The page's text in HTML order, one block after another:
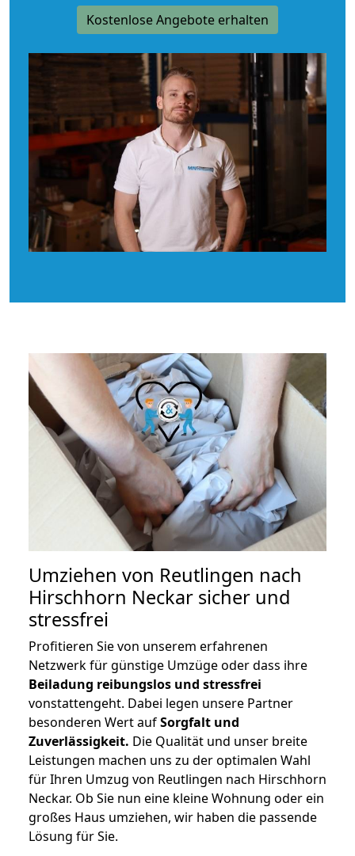
Kostenlose Angebote erhalten
Umziehen von Reutlingen nach
Hirschhorn Neckar sicher und
stressfrei
Profitieren Sie von unserem erfahrenen
Netzwerk für günstige Umzüge oder dass ihre
Beiladung reibungslos und stressfrei
vonstattengeht. Dabei legen unsere Partner
besonderen Wert aufSorgfalt und
Zuverlässigkeit. Die Qualität und unser breite
Leistungen machen uns zu der optimalen Wahl
für Ihren Umzug von Reutlingen nach Hirschhorn
Neckar. Ob Sie nun eine kleine Wohnung oder ein
großes Haus umziehen, wir haben die passende
Lösung für Sie.